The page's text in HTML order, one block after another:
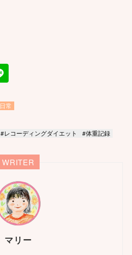
日常
#レコーディングダイエット #体重記録
WRITER
マリー